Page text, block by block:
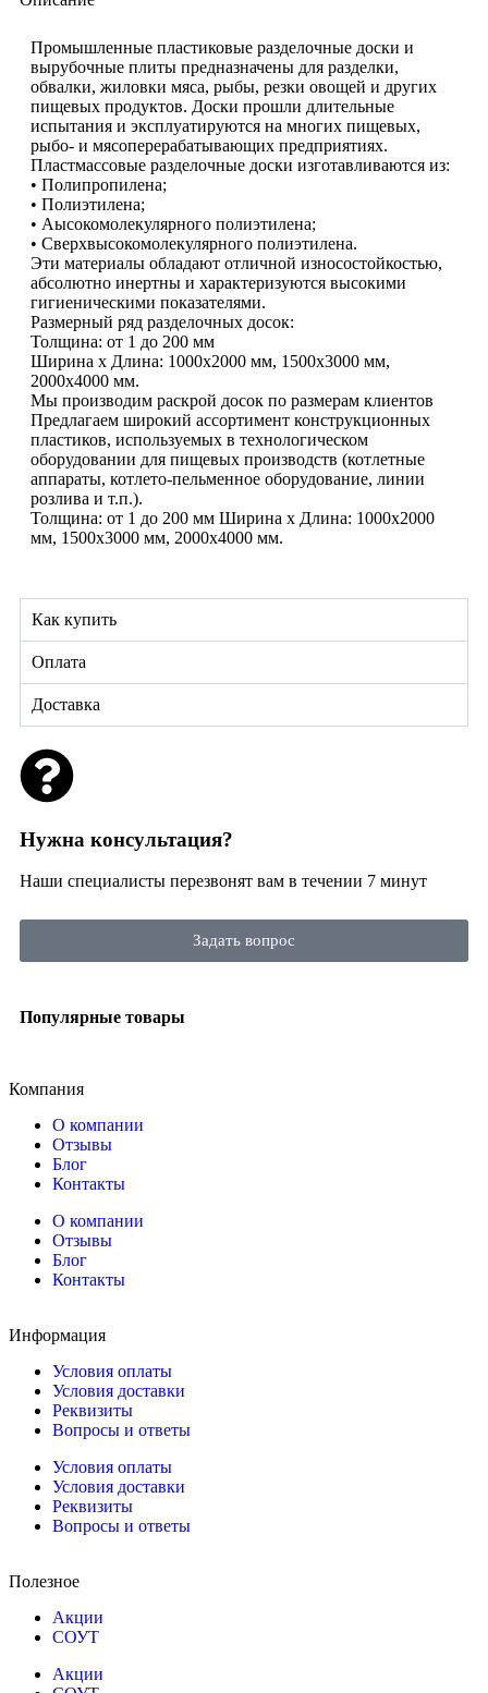
Промышленные пластиковые разделочные доски и
вырубочные плиты предназначены для разделки,
обвалки, жиловки мяса, рыбы, резки овощей и других
пищевых продуктов. Доски прошли длительные
испытания и эксплуатируются на многих пищевых,
рыбо- и мясоперерабатывающих предприятиях.
Пластмассовые разделочные доски изготавливаются из:
• Полипропилена;
• Полиэтилена;
• Аысокомолекулярного полиэтилена;
• Сверхвысокомолекулярного полиэтилена.
Эти материалы обладают отличной износостойкостью,
абсолютно инертны и характеризуются высокими
гигиеническими показателями.
Размерный ряд разделочных досок:
Толщина: от 1 до 200 мм
Ширина х Длина: 1000х2000 мм, 1500х3000 мм,
2000х4000 мм.
Мы производим раскрой досок по размерам клиентов
Предлагаем широкий ассортимент конструкционных
пластиков, используемых в технологическом
оборудовании для пищевых производств (котлетные
аппараты, котлето-пельменное оборудование, линии
розлива и т.п.).
Толщина: от 1 до 200 мм Ширина х Длина: 1000х2000
мм, 1500х3000 мм, 2000х4000 мм.
Как купить
Оплата
Доставка
Нужна консультация?
Наши специалисты перезвонят вам в течении 7 минут
Задать вопрос
Популярные товары
Компания
О компании
Отзывы
Блог
Контакты
О компании
Отзывы
Блог
Контакты
Информация
Условия оплаты
Условия доставки
Реквизиты
Вопросы и ответы
Условия оплаты
Условия доставки
Реквизиты
Вопросы и ответы
Полезное
Акции
СОУТ
Акции